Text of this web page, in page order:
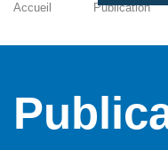
Accueil Publication